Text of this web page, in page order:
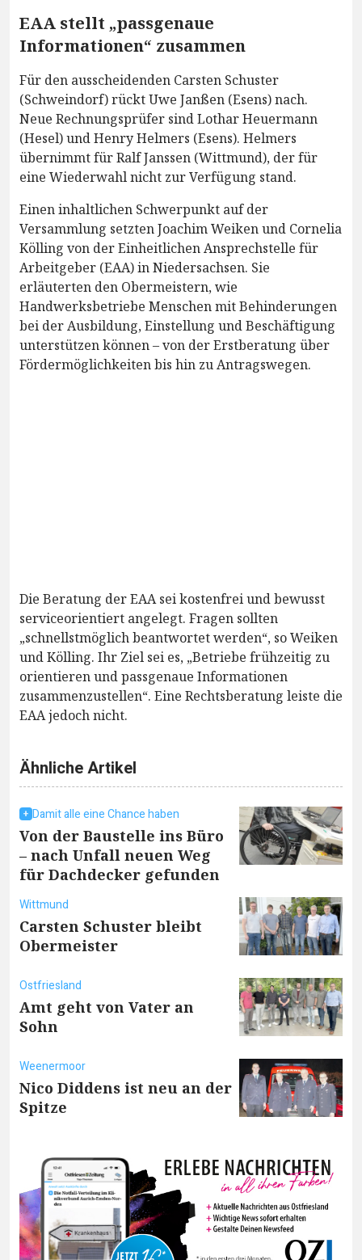
EAA stellt „passgenaue
Informationen“ zusammen
Für den ausscheidenden Carsten Schuster
(Schweindorf) rückt Uwe Janßen (Esens) nach.
Neue Rechnungsprüfer sind Lothar Heuermann
(Hesel) und Henry Helmers (Esens). Helmers
übernimmt für Ralf Janssen (Wittmund), der für
eine Wiederwahl nicht zur Verfügung stand.
Einen inhaltlichen Schwerpunkt auf der
Versammlung setzten Joachim Weiken und Cornelia
Kölling von der Einheitlichen Ansprechstelle für
Arbeitgeber (EAA) in Niedersachsen. Sie
erläuterten den Obermeistern, wie
Handwerksbetriebe Menschen mit Behinderungen
bei der Ausbildung, Einstellung und Beschäftigung
unterstützen können – von der Erstberatung über
Fördermöglichkeiten bis hin zu Antragswegen.
Die Beratung der EAA sei kostenfrei und bewusst
serviceorientiert angelegt. Fragen sollten
„schnellstmöglich beantwortet werden“, so Weiken
und Kölling. Ihr Ziel sei es, „Betriebe frühzeitig zu
orientieren und passgenaue Informationen
zusammenzustellen“. Eine Rechtsberatung leiste die
EAA jedoch nicht.
Ähnliche Artikel
Damit alle eine Chance haben
Von der Baustelle ins Büro
– nach Unfall neuen Weg
für Dachdecker gefunden
Wittmund
Carsten Schuster bleibt
Obermeister
Ostfriesland
Amt geht von Vater an
Sohn
Weenermoor
Nico Diddens ist neu an der
Spitze